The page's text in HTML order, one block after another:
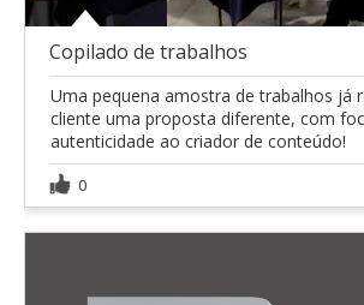
Copilado de trabalhos
Uma pequena amostra de trabalhos já
cliente uma proposta diferente, com
autenticidade ao criador de conteúdo!
0